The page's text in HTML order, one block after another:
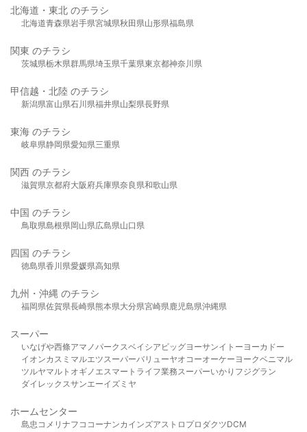
北海道・東北 のチラシ
北海道青森県岩手県宮城県秋田県山形県福島県
関東 のチラシ
茨城県栃木県群馬県埼玉県千葉県東京都神奈川県
甲信越・北陸 のチラシ
新潟県富山県石川県福井県山梨県長野県
東海 のチラシ
岐阜県静岡県愛知県三重県
関西 のチラシ
滋賀県京都府大阪府兵庫県奈良県和歌山県
中国 のチラシ
鳥取県島根県岡山県広島県山口県
四国 のチラシ
徳島県香川県愛媛県高知県
九州・沖縄 のチラシ
福岡県佐賀県長崎県熊本県大分県宮崎県鹿児島県沖縄県
スーパー
いなげや西條アマノパークスベイシア ビッグヨーサンイトーヨーカドー
イオンカスミ マルエツスーパーバリューヤオコーオーケー ヨークベニマル
ツルヤマルト オギノ エスマート ライフ業務スーパーいかり フジグラン
ダイレックスサンエーイズミヤ
ホームセンター
島忠 コメリ ナフコ コーナンカインズアストロプロダクツDCM